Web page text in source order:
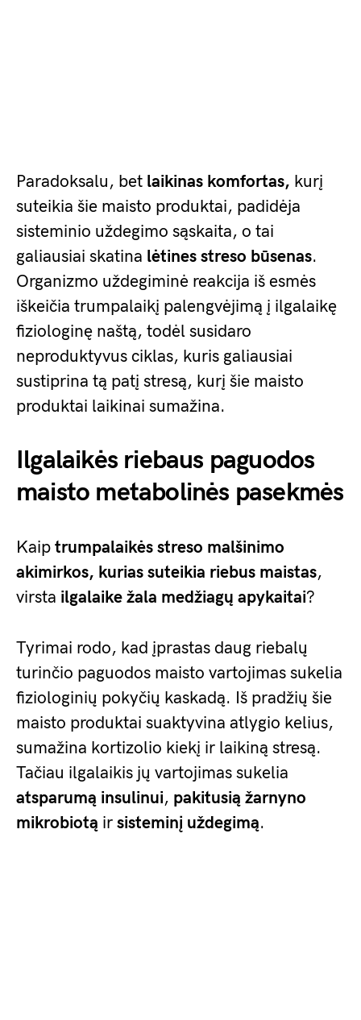
Paradoksalu, bet laikinas komfortas, kurį
suteikia šie maisto produktai, padidėja
sisteminio uždegimo sąskaita, o tai
galiausiai skatina lėtines streso būsenas.
Organizmo uždegiminė reakcija iš esmės
iškeičia trumpalaikį palengvėjimą į ilgalaikę
fiziologinę naštą, todėl susidaro
neproduktyvus ciklas, kuris galiausiai
sustiprina tą patį stresą, kurį šie maisto
produktai laikinai sumažina.
Ilgalaikės riebaus paguodos
maisto metabolinės pasekmės
Kaip trumpalaikės streso malšinimo
akimirkos, kurias suteikia riebus maistas,
virsta ilgalaike žala medžiagų apykaitai?
Tyrimai rodo, kad įprastas daug riebalų
turinčio paguodos maisto vartojimas sukelia
fiziologinių pokyčių kaskadą. Iš pradžių šie
maisto produktai suaktyvina atlygio kelius,
sumažina kortizolio kiekį ir laikiną stresą.
Tačiau ilgalaikis jų vartojimas sukelia
atsparumą insulinui, pakitusią žarnyno
mikrobiotą ir sisteminį uždegimą.